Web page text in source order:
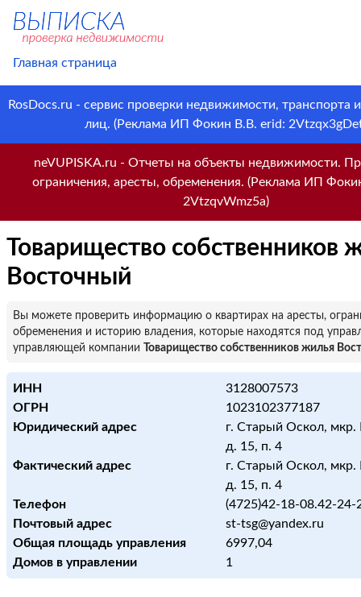
Главная страница
RosDocs.ru - сервис проверки недвижимости, транспорта
лиц. (Реклама ИП Фокин В.В. erid:
neVUPISKA.ru - Отчеты на объекты недвижимости.
ограничения, аресты, обременения. (Реклама ИП
2VtzqvWmz5a)
Товарищество собственников
Восточный
Вы можете проверить информацию о квартирах на аресты,
обременения и историю владения, которые находятся под
управляющей компании
Товарищество собственников жилья
ИНН
3128007573
ОГРН
1023102377187
Юридический адрес
г. Старый Оскол, мкр.
д. 15, п. 4
Фактический адрес
г. Старый Оскол, мкр.
д. 15, п. 4
Телефон
(4725)42-18-08.42-24-
Почтовый адрес
st-tsg@yandex.ru
Общая площадь управления
6997,04
Домов в управлении
1